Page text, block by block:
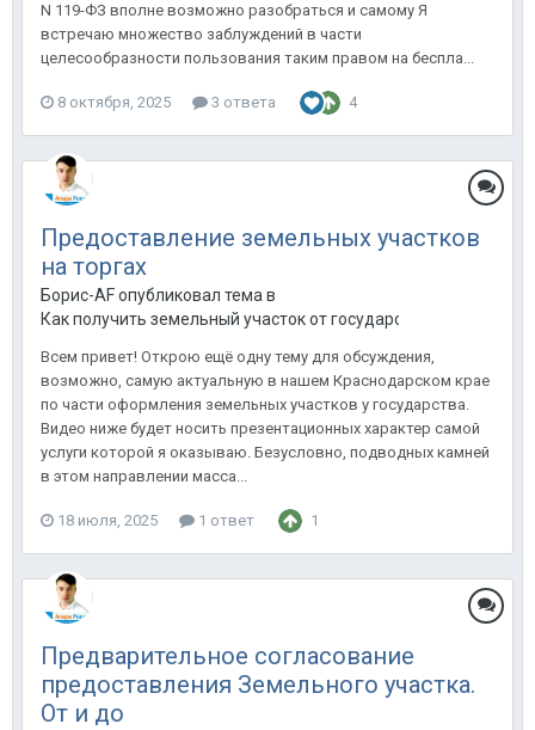
N 119-ФЗ вполне возможно разобраться и самому Я
встречаю множество заблуждений в части
целесообразности пользования таким правом на беспла...
8 октября, 2025 3 ответа 4
Предоставление земельных участков
на торгах
Борис-AF опубликовал тема в
Как получить земельный участок от государства
Всем привет! Открою ещё одну тему для обсуждения,
возможно, самую актуальную в нашем Краснодарском крае
по части оформления земельных участков у государства.
Видео ниже будет носить презентационных характер самой
услуги которой я оказываю. Безусловно, подводных камней
в этом направлении масса...
18 июля, 2025 1 ответ 1
Предварительное согласование
предоставления Земельного участка.
От и до